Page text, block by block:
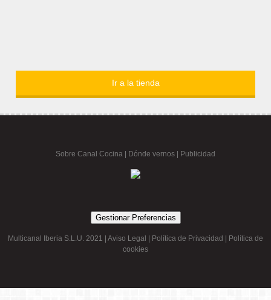
Multicanal Iberia S.L.U. 2021 |Aviso Legal|Política de Privacidad
cookies